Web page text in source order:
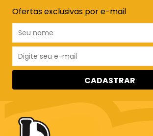
Ofertas exclusivas por e-mail
CADASTRAR